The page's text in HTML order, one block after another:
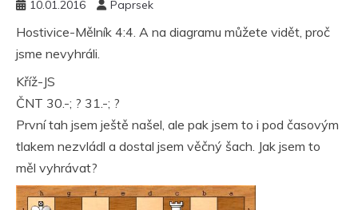
10.01.2016 Paprsek
Hostivice-Mělník 4:4. A na diagramu můžete vidět, proč
jsme nevyhráli.
Kříž-JS
ČNT 30.-; ? 31.-; ?
První tah jsem ještě našel, ale pak jsem to i pod časovým
tlakem nezvládl a dostal jsem věčný šach. Jak jsem to
měl vyhrávat?